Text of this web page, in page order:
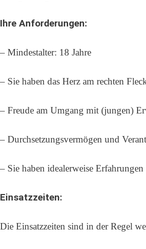
Ihre Anforderungen:
– Mindestalter: 18 Jahre
– Sie haben das Herz am rechten
– Freude am Umgang mit (jungen)
– Durchsetzungsvermögen und
– Sie haben idealerweise
Einsatzzeiten:
Die Einsatzzeiten sind in der Regel